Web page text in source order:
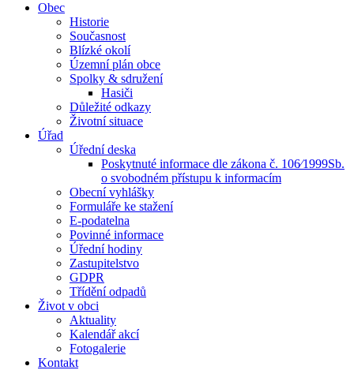
Obec
Historie
Současnost
Blízké okolí
Územní plán obce
Spolky & sdružení
Hasiči
Důležité odkazy
Životní situace
Úřad
Úřední deska
Poskytnuté informace dle zákona č. 106⁄1999Sb.
o svobodném přístupu k informacím
Obecní vyhlášky
Formuláře ke stažení
E-podatelna
Povinné informace
Úřední hodiny
Zastupitelstvo
GDPR
Třídění odpadů
Život v obci
Aktuality
Kalendář akcí
Fotogalerie
Kontakt